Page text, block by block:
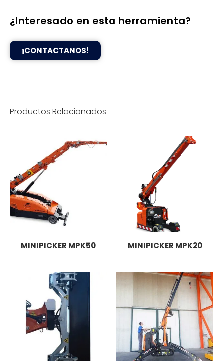
¿Interesado en esta herramienta?
¡CONTACTANOS!
Productos Relacionados
MINIPICKER MPK50 MINIPICKER MPK20